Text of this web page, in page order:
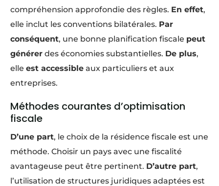
compréhension approfondie des règles. En effet,
elle inclut les conventions bilatérales. Par
conséquent, une bonne planification fiscale peut
générer des économies substantielles. De plus,
elleest accessible aux particuliers et aux
entreprises.
Méthodes courantes d’optimisation
fiscale
D’une part, le choix de la résidence fiscale est une
méthode. Choisir un pays avec une fiscalité
avantageuse peut être pertinent. D’autre part,
l’utilisation de structures juridiques adaptées est